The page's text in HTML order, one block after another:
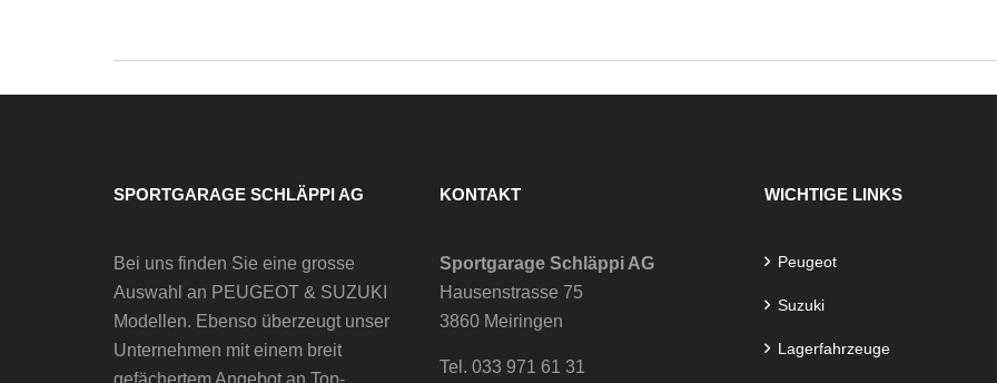
SPORTGARAGE SCHLÄPPI AG
Bei uns finden Sie eine grosse
Auswahl an PEUGEOT & SUZUKI
Modellen. Ebenso überzeugt unser
Unternehmen mit einem breit
gefächertem Angebot an Top-
KONTAKT
Sportgarage Schläppi AG
Hausenstrasse 75
3860 Meiringen
Tel. 033 971 61 31
WICHTIGE LINKS
Peugeot
Suzuki
Lagerfahrzeuge